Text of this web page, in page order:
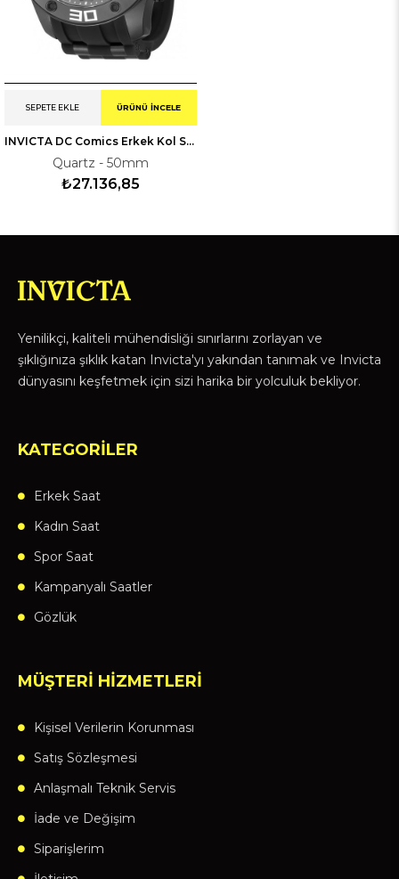
INVICTA DC Comics Erkek Kol Saati 143594
Quartz - 50mm
₺27.136,85
SEPETE EKLE ÜRÜNÜ İNCELE
Yenilikçi, kaliteli mühendisliği sınırlarını zorlayan ve
şıklığınıza şıklık katan Invicta'yı yakından tanımak ve Invicta
dünyasını keşfetmek için sizi harika bir yolculuk bekliyor.
KATEGORİLER
Erkek Saat
Kadın Saat
Spor Saat
Kampanyalı Saatler
Gözlük
MÜŞTERİ HİZMETLERİ
Kişisel Verilerin Korunması
Satış Sözleşmesi
Anlaşmalı Teknik Servis
İade ve Değişim
Siparişlerim